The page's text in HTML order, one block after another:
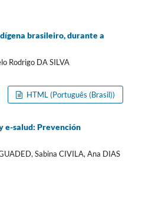
brasileiro, durante a
Rodrigo DA SILVA
HTML (Português (Brasil))
e-salud: Prevención
Sabina CIVILA, Ana DIAS